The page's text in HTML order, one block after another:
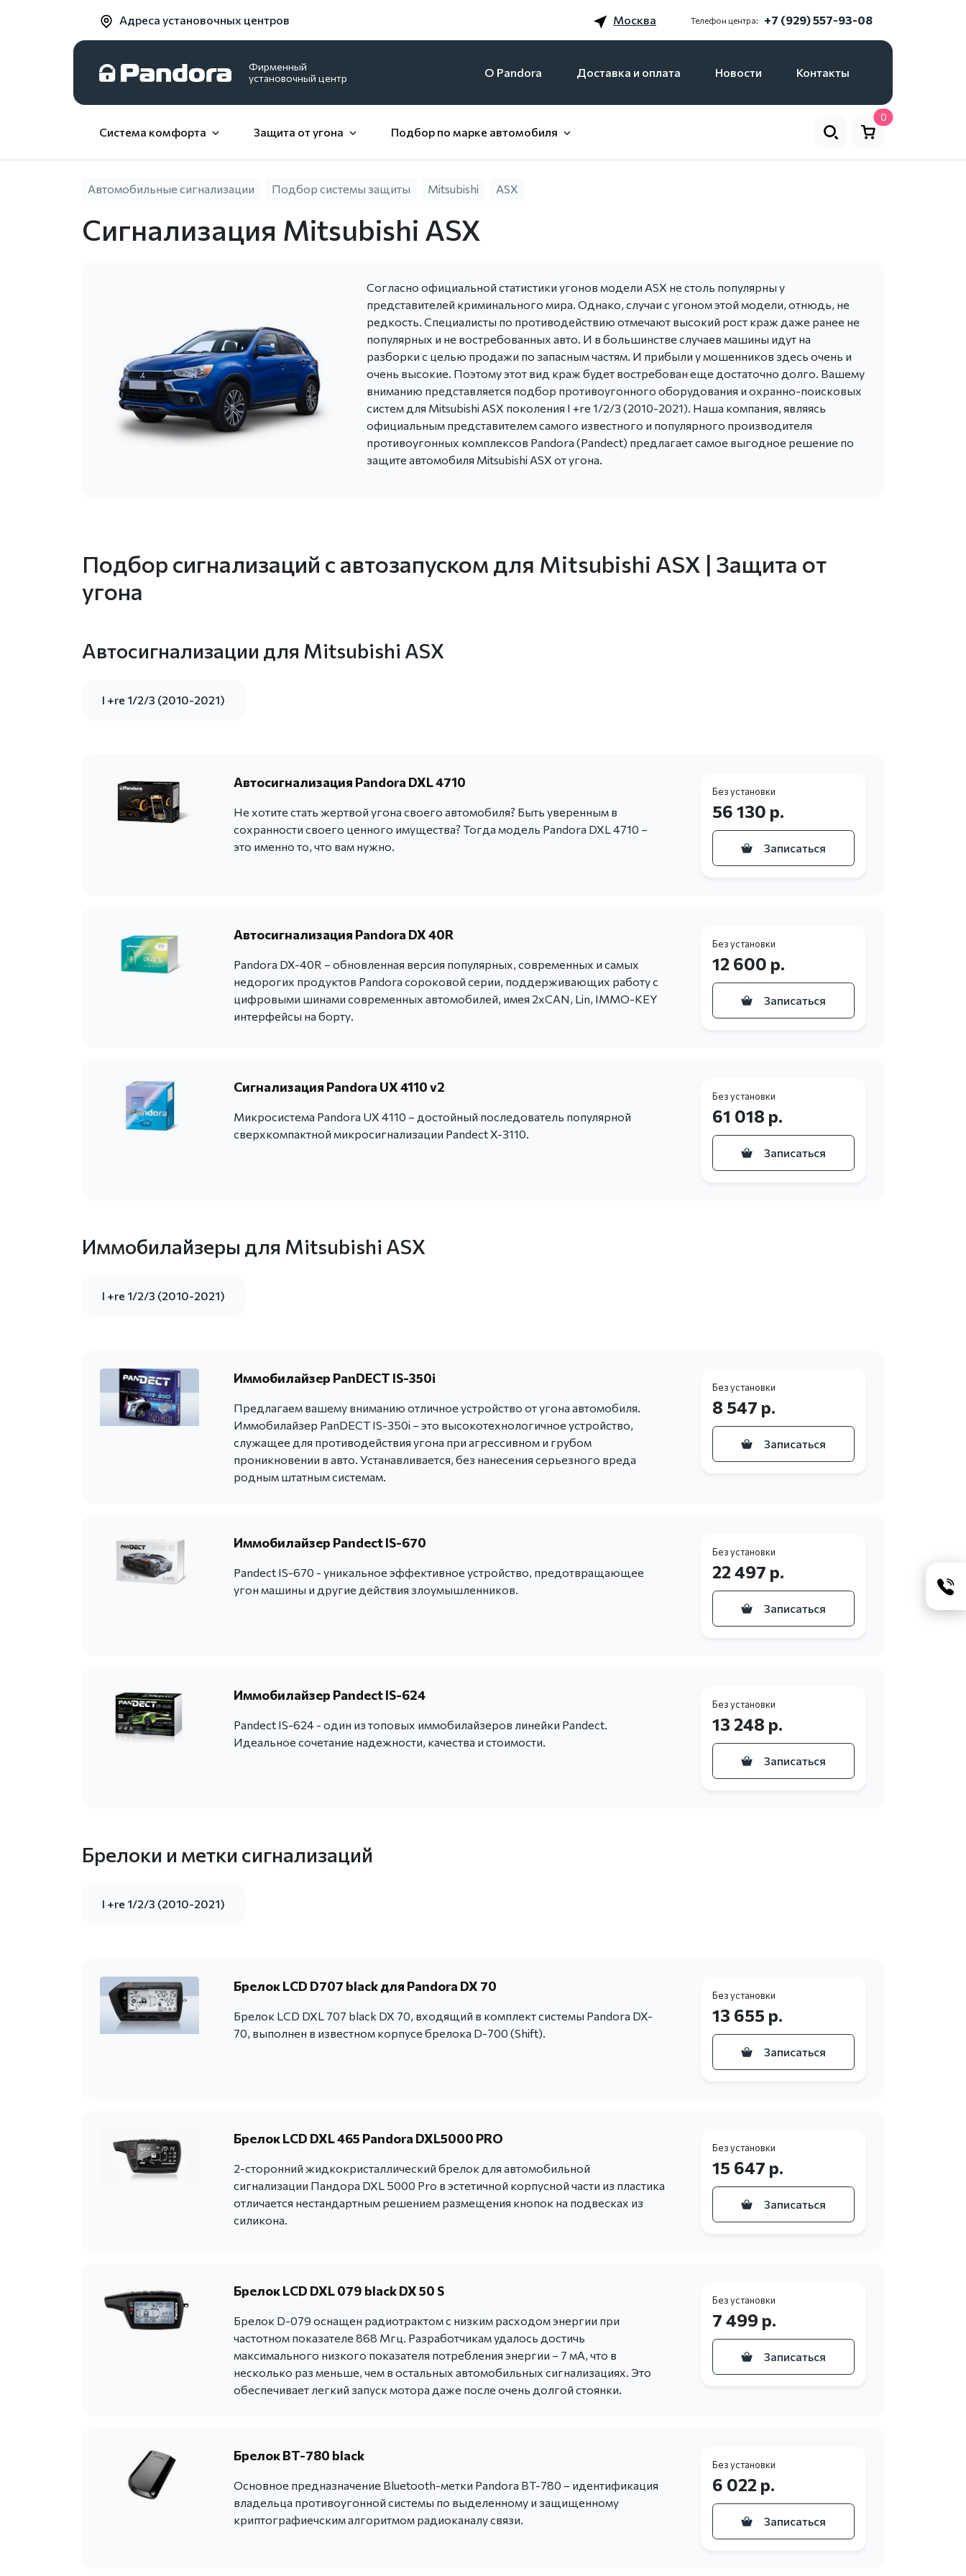
Адреса установочных центров Москва Телефон центра: +7 (929) 557-93-08
Фирменный
установочный центр
O Pandora Доставка и оплата Новости Контакты
Система комфорта Защита от угона Подбор по марке автомобиля
0
Автомобильные сигнализации Подбор системы защиты Mitsubishi ASX
Сигнализация Mitsubishi ASX
Согласно официальной статистики угонов модели ASX не столь популярны у
представителей криминального мира. Однако, случаи с угоном этой модели, отнюдь, не
редкость. Специалисты по противодействию отмечают высокий рост краж даже ранее не
популярных и не востребованных авто. И в большинстве случаев машины идут на
разборки с целью продажи по запасным частям. И прибыли у мошенников здесь очень и
очень высокие. Поэтому этот вид краж будет востребован еще достаточно долго. Вашему
вниманию представляется подбор противоугонного оборудования и охранно-поисковых
систем для Mitsubishi ASX поколения I +re 1/2/3 (2010-2021). Наша компания, являясь
официальным представителем самого известного и популярного производителя
противоугонных комплексов Pandora (Pandect) предлагает самое выгодное решение по
защите автомобиля Mitsubishi ASX от угона.
Подбор сигнализаций с автозапуском для Mitsubishi ASX | Защита от
угона
Автосигнализации для Mitsubishi ASX
I +re 1/2/3 (2010-2021)
Автосигнализация Pandora DXL 4710
Не хотите стать жертвой угона своего автомобиля? Быть уверенным в
сохранности своего ценного имущества? Тогда модель Pandora DXL 4710 –
это именно то, что вам нужно.
Без установки
56 130 р.
Записаться
Автосигнализация Pandora DX 40R
Pandora DX-40R – обновленная версия популярных, современных и самых
недорогих продуктов Pandora сороковой серии, поддерживающих работу с
цифровыми шинами современных автомобилей, имея 2хCAN, Lin, IMMO-KEY
интерфейсы на борту.
Без установки
12 600 р.
Записаться
Сигнализация Pandora UX 4110 v2
Микросистема Pandora UX 4110 – достойный последователь популярной
сверхкомпактной микросигнализации Pandect X-3110.
Без установки
61 018 р.
Записаться
Иммобилайзеры для Mitsubishi ASX
I +re 1/2/3 (2010-2021)
Иммобилайзер PanDECT IS-350i
Предлагаем вашему вниманию отличное устройство от угона автомобиля.
Иммобилайзер PanDECT IS-350i – это высокотехнологичное устройство,
служащее для противодействия угона при агрессивном и грубом
проникновении в авто. Устанавливается, без нанесения серьезного вреда
родным штатным системам.
Без установки
8 547 р.
Записаться
Иммобилайзер Pandect IS-670
Pandect IS-670 - уникальное эффективное устройство, предотвращающее
угон машины и другие действия злоумышленников.
Без установки
22 497 р.
Записаться
Иммобилайзер Pandect IS-624
Pandect IS-624 - один из топовых иммобилайзеров линейки Pandect.
Идеальное сочетание надежности, качества и стоимости.
Без установки
13 248 р.
Записаться
Брелоки и метки сигнализаций
I +re 1/2/3 (2010-2021)
Брелок LCD D707 black для Pandora DX 70
Брелок LCD DXL 707 black DX 70, входящий в комплект системы Pandora DX-
70, выполнен в известном корпусе брелока D-700 (Shift).
Без установки
13 655 р.
Записаться
Брелок LCD DXL 465 Pandora DXL5000 PRO
2-сторонний жидкокристаллический брелок для автомобильной
сигнализации Пандора DXL 5000 Pro в эстетичной корпусной части из пластика
отличается нестандартным решением размещения кнопок на подвесках из
силикона.
Без установки
15 647 р.
Записаться
Брелок LCD DXL 079 black DX 50 S
Брелок D-079 оснащен радиотрактом с низким расходом энергии при
частотном показателе 868 Мгц. Разработчикам удалось достичь
максимального низкого показателя потребления энергии – 7 мА, что в
несколько раз меньше, чем в остальных автомобильных сигнализациях. Это
обеспечивает легкий запуск мотора даже после очень долгой стоянки.
Без установки
7 499 р.
Записаться
Брелок BT-780 black
Основное предназначение Bluetooth-метки Pandora BT-780 – идентификация
владельца противоугонной системы по выделенному и защищенному
криптографиечским алгоритмом радиоканалу связи.
Без установки
6 022 р.
Записаться